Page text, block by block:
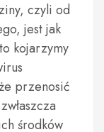
czyli od
jest jak
kojarzymy
przenosić
środków